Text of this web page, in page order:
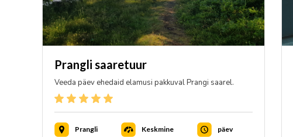
Prangli saaretuur
Veeda päev ehedaid elamusi pakkuval Prangi saarel.
Prangli Keskmine päev